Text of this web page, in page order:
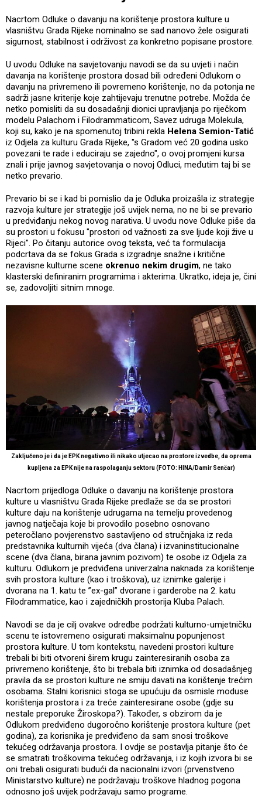
Nacrtom Odluke o davanju na korištenje prostora kulture u
vlasništvu Grada Rijeke nominalno se sad nanovo žele osigurati
sigurnost, stabilnost i održivost za konkretno popisane prostore.
U uvodu Odluke na savjetovanju navodi se da su uvjeti i način
davanja na korištenje prostora dosad bili određeni Odlukom o
davanju na privremeno ili povremeno korištenje, no da potonja ne
sadrži jasne kriterije koje zahtijevaju trenutne potrebe. Možda će
netko pomisliti da su dosadašnji dionici upravljanja po riječkom
modelu Palachom i Filodrammaticom, Savez udruga Molekula,
koji su, kako je na spomenutoj tribini rekla Helena Semion-Tatić
iz Odjela za kulturu Grada Rijeke, "s Gradom već 20 godina usko
povezani te rade i educiraju se zajedno", o ovoj promjeni kursa
znali i prije javnog savjetovanja o novoj Odluci, međutim taj bi se
netko prevario.
Prevario bi se i kad bi pomislio da je Odluka proizašla iz strategije
razvoja kulture jer strategije još uvijek nema, no ne bi se prevario
u predviđanju nekog novog narativa. U uvodu nove Odluke piše da
su prostori u fokusu "prostori od važnosti za sve ljude koji žive u
Rijeci". Po čitanju autorice ovog teksta, već ta formulacija
podcrtava da se fokus Grada s izgradnje snažne i kritične
nezavisne kulturne scene okrenuo nekim drugim, ne tako
klasterski definiranim programima i akterima. Ukratko, ideja je, čini
se, zadovoljiti sitnim mnoge.
Zaključeno je i da je EPK negativno ili nikako utjecao na prostore izvedbe, da oprema
kupljena za EPK nije na raspolaganju sektoru (FOTO: HINA/Damir Senčar)
Nacrtom prijedloga Odluke o davanju na korištenje prostora
kulture u vlasništvu Grada Rijeke predlaže se da se prostori
kulture daju na korištenje udrugama na temelju provedenog
javnog natječaja koje bi provodilo posebno osnovano
peteročlano povjerenstvo sastavljeno od stručnjaka iz reda
predstavnika kulturnih vijeća (dva člana) i izvaninstitucionalne
scene (dva člana, birana javnim pozivom) te osobe iz Odjela za
kulturu. Odlukom je predviđena univerzalna naknada za korištenje
svih prostora kulture (kao i troškova), uz iznimke galerije i
dvorana na 1. katu te ”ex-gal” dvorane i garderobe na 2. katu
Filodrammatice, kao i zajedničkih prostorija Kluba Palach.
Navodi se da je cilj ovakve odredbe podržati kulturno-umjetničku
scenu te istovremeno osigurati maksimalnu popunjenost
prostora kulture. U tom kontekstu, navedeni prostori kulture
trebali bi biti otvoreni širem krugu zainteresiranih osoba za
privremeno korištenje, što bi trebala biti iznimka od dosadašnjeg
pravila da se prostori kulture ne smiju davati na korištenje trećim
osobama. Stalni korisnici stoga se upućuju da osmisle moduse
korištenja prostora i za treće zainteresirane osobe (gdje su
nestale preporuke Žiroskopa?). Također, s obzirom da je
Odlukom predviđeno dugoročno korištenje prostora kulture (pet
godina), za korisnika je predviđeno da sam snosi troškove
tekućeg održavanja prostora. I ovdje se postavlja pitanje što će
se smatrati troškovima tekućeg održavanja, i iz kojih izvora bi se
oni trebali osigurati budući da nacionalni izvori (prvenstveno
Ministarstvo kulture) ne podržavaju troškove hladnog pogona
odnosno još uvijek podržavaju samo programe.